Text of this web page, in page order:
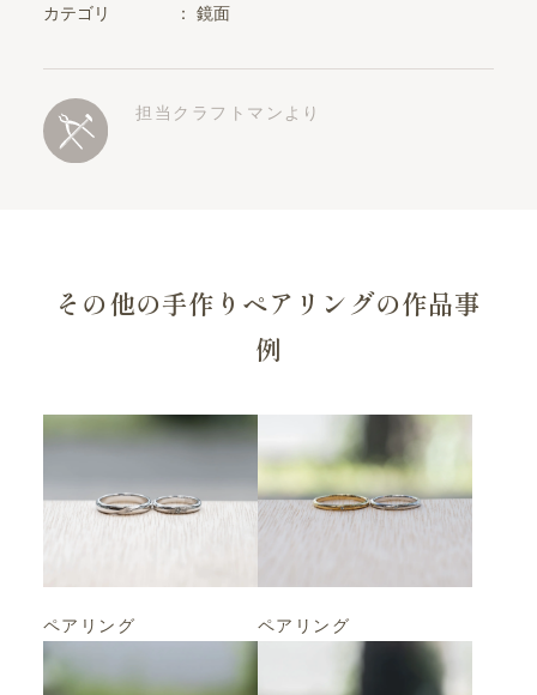
カテゴリ
：鏡面
担当クラフトマンより
その他の手作りペアリングの作品事
例
ペアリング ペアリング